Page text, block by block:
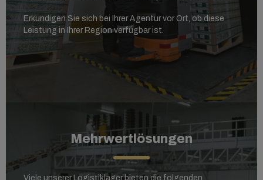
Erkundigen Sie sich bei Ihrer Agentur vor Ort, ob diese
Leistung in Ihrer Region verfügbar ist.
Mehrwertlösungen
Viele unserer Logistiklager bieten die folgenden